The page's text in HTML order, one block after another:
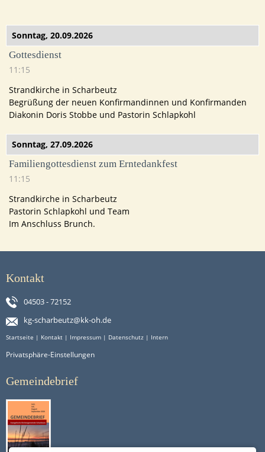
Sonntag, 20.09.2026
Gottesdienst
11:15
Strandkirche in Scharbeutz
Begrüßung der neuen Konfirmandinnen und Konfirmanden
Diakonin Doris Stobbe und Pastorin Schlapkohl
Sonntag, 27.09.2026
Familiengottesdienst zum Erntedankfest
11:15
Strandkirche in Scharbeutz
Pastorin Schlapkohl und Team
Im Anschluss Brunch.
Kontakt
04503 - 72152
kg-scharbeutz@kk-oh.de
Startseite | Kontakt | Impressum | Datenschutz | Intern
Privatsphäre-Einstellungen
Gemeindebrief